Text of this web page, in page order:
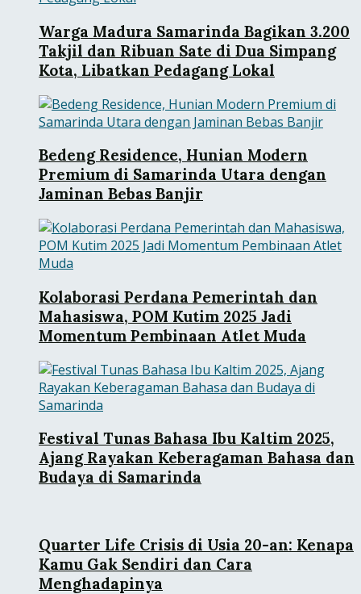
Warga Madura Samarinda Bagikan 3.200
Takjil dan Ribuan Sate di Dua Simpang
Kota, Libatkan Pedagang Lokal
Bedeng Residence, Hunian Modern
Premium di Samarinda Utara dengan
Jaminan Bebas Banjir
Kolaborasi Perdana Pemerintah dan
Mahasiswa, POM Kutim 2025 Jadi
Momentum Pembinaan Atlet Muda
Festival Tunas Bahasa Ibu Kaltim 2025,
Ajang Rayakan Keberagaman Bahasa dan
Budaya di Samarinda
Quarter Life Crisis di Usia 20-an: Kenapa
Kamu Gak Sendiri dan Cara
Menghadapinya